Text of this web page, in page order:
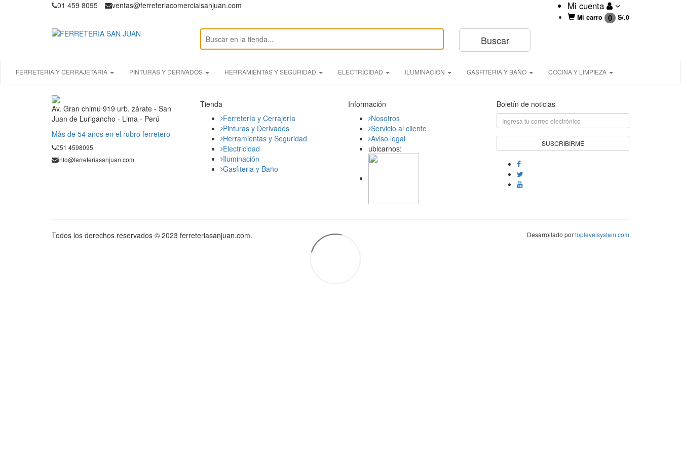
01 459 8095 ventas@ferreteriacomercialsanjuan.com Mi cuenta
Mi carro 0 S/.0
FERRETERIA Y CERRAJETARIA PINTURAS Y DERIVADOS HERRAMIENTAS Y SEGURIDAD ELECTRICIDAD ILUMINACION GASFITERIA Y BAÑO COCINA Y LIMPIEZA
Av. Gran chimú 919 urb. zárate - San
Juan de Lurigancho - Lima - Perú
Mås de 54 años en el rubro ferretero
051 4598095
info@ferreteriasanjuan.com
Tienda
Ferretería y Cerrajería
Pinturas y Derivados
Herramientas y Seguridad
Electricidad
Iluminación
Gasfiteria y Baño
Información
Nosotros
Servicio al cliente
Aviso legal
ubicarnos:
Boletín de noticias
Todos los derechos reservados © 2023 ferreteriasanjuan.com. Desarrollado portoplevelsystem.com